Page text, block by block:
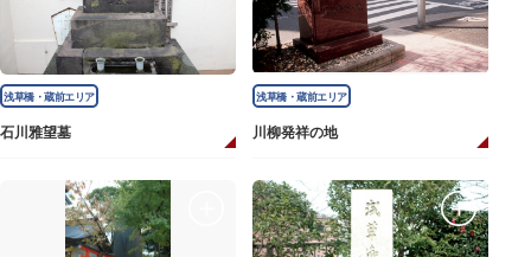
浅草橋・蔵前エリア
石川雅望墓
浅草橋・蔵前エリア
川柳発祥の地